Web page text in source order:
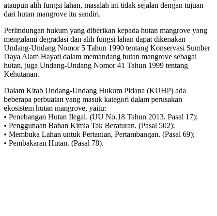
ataupun alih fungsi lahan, masalah ini tidak sejalan dengan tujuan
dari hutan mangrove itu sendiri.
Perlindungan hukum yang diberikan kepada hutan mangrove yang
mengalami degradasi dan alih fungsi lahan dapat dikenakan
Undang-Undang Nomor 5 Tahun 1990 tentang Konservasi Sumber
Daya Alam Hayati dalam memandang hutan mangrove sebagai
hutan, juga Undang-Undang Nomor 41 Tahun 1999 tentang
Kehutanan.
Dalam Kitab Undang-Undang Hukum Pidana (KUHP) ada
beberapa perbuatan yang masuk kategori dalam perusakan
ekosistem hutan mangrove, yaitu:
• Penebangan Hutan Ilegal. (UU No.18 Tahun 2013, Pasal 17);
• Penggunaan Bahan Kimia Tak Beraturan. (Pasal 502);
• Membuka Lahan untuk Pertanian, Pertambangan. (Pasal 69);
• Pembakaran Hutan. (Pasal 78).